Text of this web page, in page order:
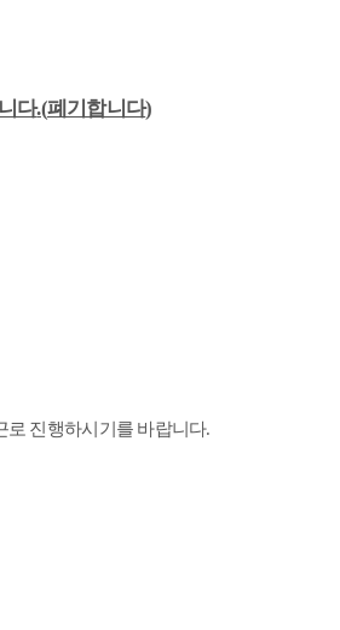
다.(폐기합니다)
로 진행하시기를 바랍니다.